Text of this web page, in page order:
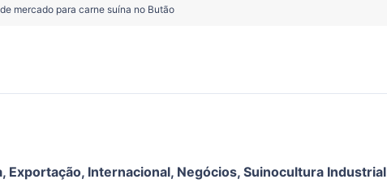
mercado para carne suína no Butão
, Exportação, Internacional, Negócios, Suinocultura Industrial